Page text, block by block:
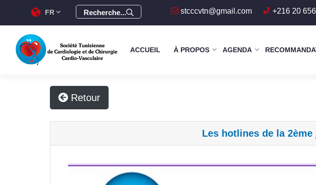
stcccvtn@gmail.com +216 20
FR Recherche...
ACCUEIL À PROPOS AGENDA
Retour
Les hotlines de la